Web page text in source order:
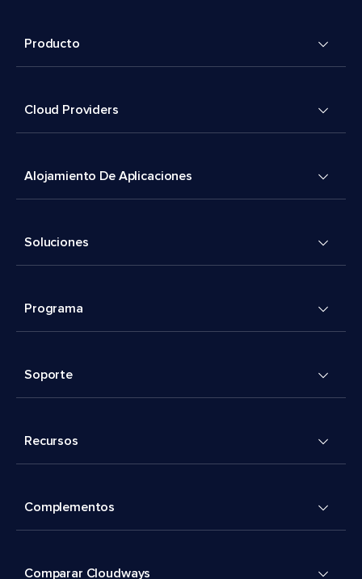
Producto
Cloud Providers
Alojamiento De Aplicaciones
Soluciones
Programa
Soporte
Recursos
Complementos
Comparar Cloudways